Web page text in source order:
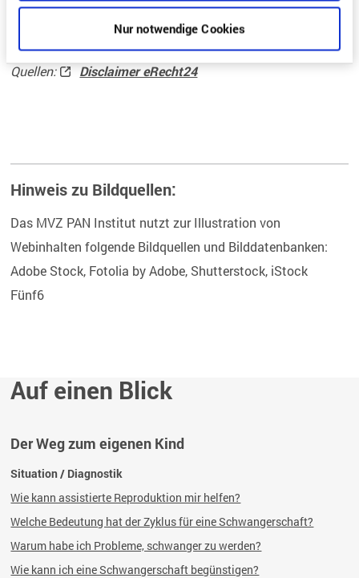
Nur notwendige Cookies
unter dem folgendem Link erreichbar:
ec.europa.eu/consumers/odr/
Quellen:
Disclaimer eRecht24
Hinweis zu Bildquellen:
Das MVZ PAN Institut nutzt zur Illustration von
Webinhalten folgende Bildquellen und Bilddatenbanken:
Adobe Stock, Fotolia by Adobe, Shutterstock, iStock
Fünf6
Auf einen Blick
Der Weg zum eigenen Kind
Situation / Diagnostik
Wie kann assistierte Reproduktion mir helfen?
Welche Bedeutung hat der Zyklus für eine Schwangerschaft?
Warum habe ich Probleme, schwanger zu werden?
Wie kann ich eine Schwangerschaft begünstigen?